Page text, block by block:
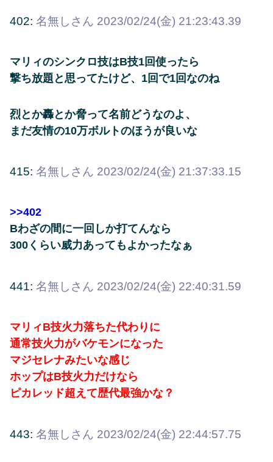
402: 名無しさん 2023/02/24(金) 21:23:43.39
マリィのシンクロ技はB技1回使ったら
撃ち放題と思ってたけど、1回で1回なのね
烈とか轟とか脅って名前どうなのよ、
まだ友情の10万ボルトのほうが良いな
415: 名無しさん 2023/02/24(金) 21:37:33.15
>>402
Bわざの間に一回しか打てんなら
300くらい威力あってもよかったなぁ
441: 名無しさん 2023/02/24(金) 22:40:31.59
マリィB技火力落ちた代わりに
通常技火力がバケモンになった
マジセレナみたいな感じ
ホップはB技火力だけなら
ピカレッド超えて歴代最強かな？
443: 名無しさん 2023/02/24(金) 22:44:57.75